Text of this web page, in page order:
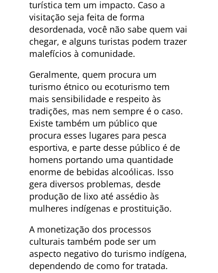
turística tem um impacto. Caso a
visitação seja feita de forma
desordenada, você não sabe quem vai
chegar, e alguns turistas podem trazer
malefícios à comunidade.
Geralmente, quem procura um
turismo étnico ou ecoturismo tem
mais sensibilidade e respeito às
tradições, mas nem sempre é o caso.
Existe também um público que
procura esses lugares para pesca
esportiva, e parte desse público é de
homens portando uma quantidade
enorme de bebidas alcoólicas. Isso
gera diversos problemas, desde
produção de lixo até assédio às
mulheres indígenas e prostituição.
A monetização dos processos
culturais também pode ser um
aspecto negativo do turismo indígena,
dependendo de como for tratada.